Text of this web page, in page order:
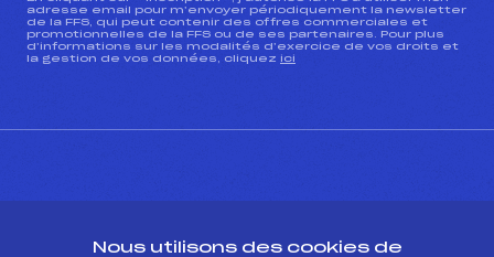
adresse email pour m’envoyer périodiquement la newsletter
de la FFS, qui peut contenir des offres commerciales et
promotionnelles de la FFS ou de ses partenaires. Pour plus
d’informations sur les modalités d’exercice de vos droits et
la gestion de vos données, cliquez ici
Nous utilisons des cookies de